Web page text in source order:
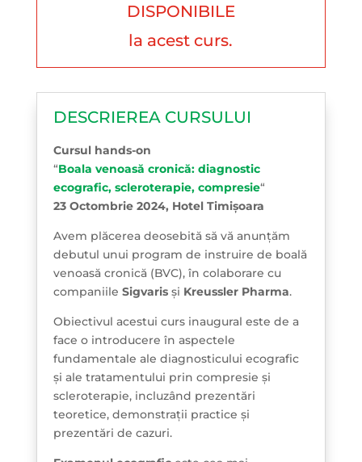
DISPONIBILE
la acest curs.
DESCRIEREA CURSULUI
Cursul hands-on
“Boala venoasă cronică: diagnostic
ecografic, scleroterapie, compresie“
23 Octombrie 2024, Hotel Timișoara
Avem plăcerea deosebită să vă anunțăm
debutul unui program de instruire de boală
venoasă cronică (BVC), în colaborare cu
companiile Sigvarisși Kreussler Pharma.
Obiectivul acestui curs inaugural este de a
face o introducere în aspectele
fundamentale ale diagnosticului ecografic
și ale tratamentului prin compresie și
scleroterapie, incluzând prezentări
teoretice, demonstrații practice și
prezentări de cazuri.